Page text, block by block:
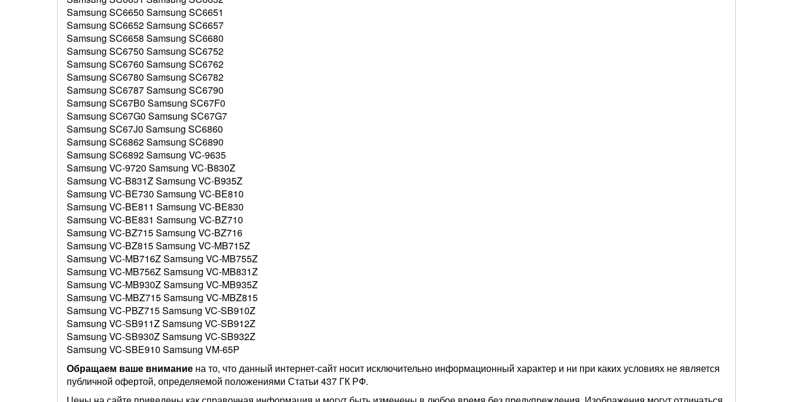
Samsung SC6650 Samsung SC6651
Samsung SC6652 Samsung SC6657
Samsung SC6658 Samsung SC6680
Samsung SC6750 Samsung SC6752
Samsung SC6760 Samsung SC6762
Samsung SC6780 Samsung SC6782
Samsung SC6787 Samsung SC6790
Samsung SC67B0 Samsung SC67F0
Samsung SC67G0 Samsung SC67G7
Samsung SC67J0 Samsung SC6860
Samsung SC6862 Samsung SC6890
Samsung SC6892 Samsung VC-9635
Samsung VC-9720 Samsung VC-B830Z
Samsung VC-B831Z Samsung VC-B935Z
Samsung VC-BE730 Samsung VC-BE810
Samsung VC-BE811 Samsung VC-BE830
Samsung VC-BE831 Samsung VC-BZ710
Samsung VC-BZ715 Samsung VC-BZ716
Samsung VC-BZ815 Samsung VC-MB715Z
Samsung VC-MB716Z Samsung VC-MB755Z
Samsung VC-MB756Z Samsung VC-MB831Z
Samsung VC-MB930Z Samsung VC-MB935Z
Samsung VC-MBZ715 Samsung VC-MBZ815
Samsung VC-PBZ715 Samsung VC-SB910Z
Samsung VC-SB911Z Samsung VC-SB912Z
Samsung VC-SB930Z Samsung VC-SB932Z
Samsung VC-SBE910 Samsung VM-65P
Обращаем ваше внимание на то, что данный интернет-сайт носит исключительно информационный характер и ни при каких условиях не является
публичной офертой, определяемой положениями Статьи 437 ГК РФ.